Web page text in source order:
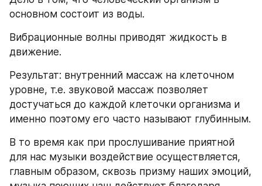
основном состоит из воды.
Вибрационные волны приводят жидкость в
движение.
Результат: внутренний массаж на клеточном
уровне, т.е. звуковой массаж позволяет
достучаться до каждой клеточки организма и
именно поэтому его часто называют глубинным.
В то время как при прослушивание приятной
для нас музыки воздействие осуществляется,
главным образом, сквозь призму наших эмоций,